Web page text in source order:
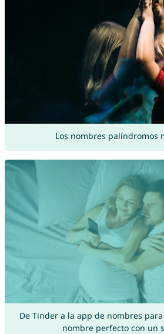
Los nombres palíndromos
De Tinder a la app de nombres
nombre perfecto con un